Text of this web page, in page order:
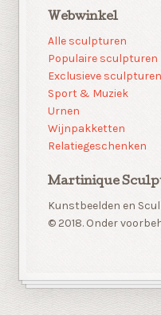
Webwinkel
Alle sculpturen
Populaire sculpturen
Exclusieve sculpturen
Sport & Muziek
Urnen
Wijnpakketten
Relatiegeschenken
Martinique
Kunstbeelden en
© 2018. Onder